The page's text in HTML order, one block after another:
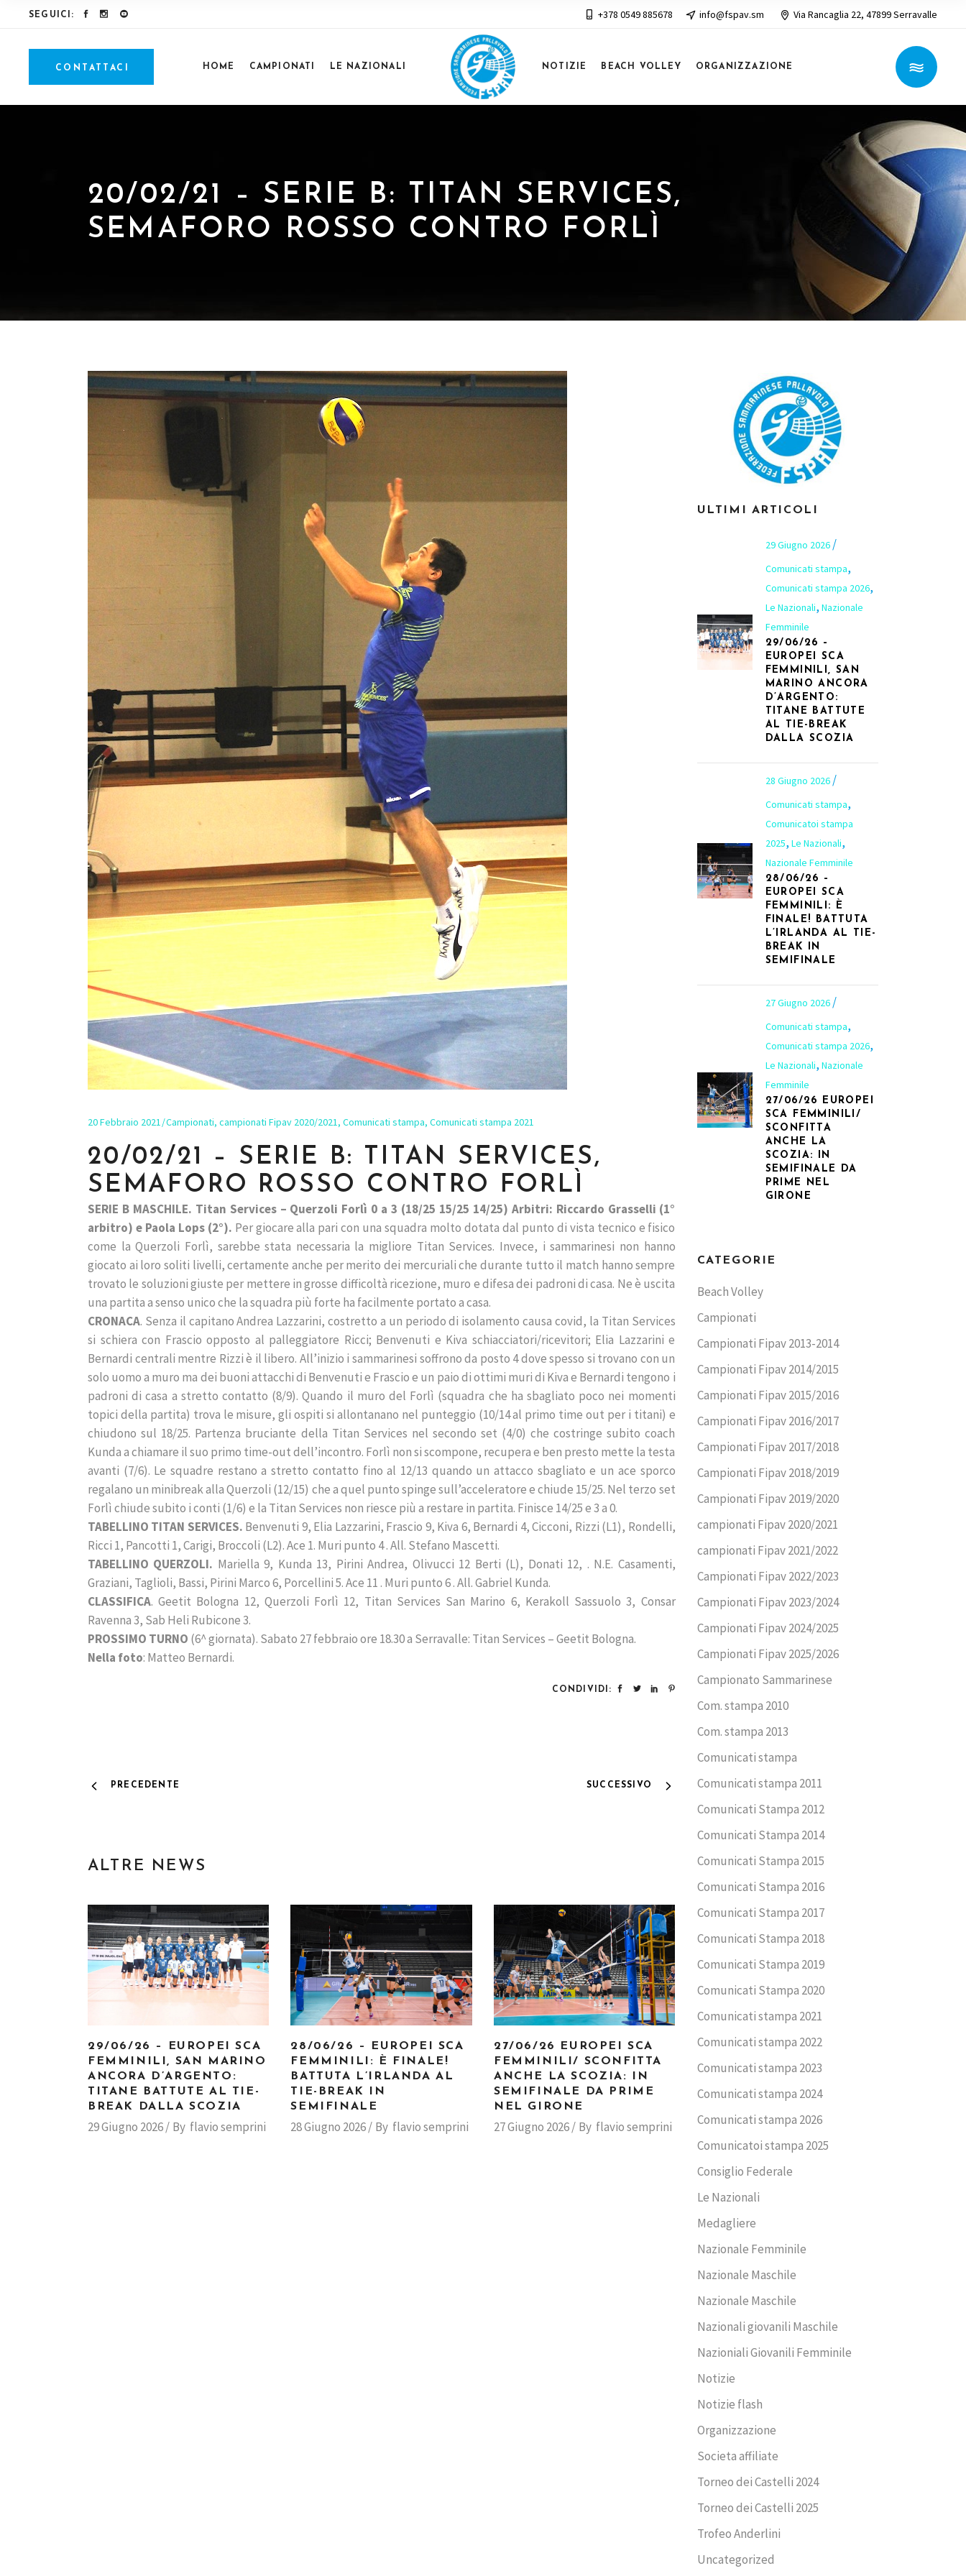
SEGUICI: +378 0549 885678 info@fspav.sm Via Rancaglia 22, 47899 Serravalle
CONTATTACI HOME CAMPIONATI LE NAZIONALI NOTIZIE BEACH VOLLEY ORGANIZZAZIONE
20/02/21 – SERIE B: TITAN SERVICES,
SEMAFORO ROSSO CONTRO FORLÌ
20 Febbraio 2021 Campionati, campionati Fipav 2020/2021, Comunicati stampa, Comunicati stampa 2021
20/02/21 – SERIE B: TITAN SERVICES,
SEMAFORO ROSSO CONTRO FORLÌ
SERIE B MASCHILE. Titan Services – Querzoli Forlì 0 a 3 (18/25 15/25 14/25) Arbitri: Riccardo Grasselli (1°
arbitro) e Paola Lops (2°). Per giocare alla pari con una squadra molto dotata dal punto di vista tecnico e fisico
come la Querzoli Forlì, sarebbe stata necessaria la migliore Titan Services. Invece, i sammarinesi non hanno
giocato ai loro soliti livelli, certamente anche per merito dei mercuriali che durante tutto il match hanno sempre
trovato le soluzioni giuste per mettere in grosse difficoltà ricezione, muro e difesa dei padroni di casa. Ne è uscita
una partita a senso unico che la squadra più forte ha facilmente portato a casa.
CRONACA. Senza il capitano Andrea Lazzarini, costretto a un periodo di isolamento causa covid, la Titan Services
si schiera con Frascio opposto al palleggiatore Ricci; Benvenuti e Kiva schiacciatori/ricevitori; Elia Lazzarini e
Bernardi centrali mentre Rizzi è il libero. All’inizio i sammarinesi soffrono da posto 4 dove spesso si trovano con un
solo uomo a muro ma dei buoni attacchi di Benvenuti e Frascio e un paio di ottimi muri di Kiva e Bernardi tengono i
padroni di casa a stretto contatto (8/9). Quando il muro del Forlì (squadra che ha sbagliato poco nei momenti
topici della partita) trova le misure, gli ospiti si allontanano nel punteggio (10/14 al primo time out per i titani) e
chiudono sul 18/25. Partenza bruciante della Titan Services nel secondo set (4/0) che costringe subito coach
Kunda a chiamare il suo primo time-out dell’incontro. Forlì non si scompone, recupera e ben presto mette la testa
avanti (7/6). Le squadre restano a stretto contatto fino al 12/13 quando un attacco sbagliato e un ace sporco
regalano un minibreak alla Querzoli (12/15) che a quel punto spinge sull’acceleratore e chiude 15/25. Nel terzo set
Forlì chiude subito i conti (1/6) e la Titan Services non riesce più a restare in partita. Finisce 14/25 e 3 a 0.
TABELLINO TITAN SERVICES. Benvenuti 9, Elia Lazzarini, Frascio 9, Kiva 6, Bernardi 4, Cicconi, Rizzi (L1), Rondelli,
Ricci 1, Pancotti 1, Carigi, Broccoli (L2). Ace 1. Muri punto 4 . All. Stefano Mascetti.
TABELLINO QUERZOLI. Mariella 9, Kunda 13, Pirini Andrea, Olivucci 12 Berti (L), Donati 12, . N.E. Casamenti,
Graziani, Taglioli, Bassi, Pirini Marco 6, Porcellini 5. Ace 11 . Muri punto 6 . All. Gabriel Kunda.
CLASSIFICA. Geetit Bologna 12, Querzoli Forlì 12, Titan Services San Marino 6, Kerakoll Sassuolo 3, Consar
Ravenna 3, Sab Heli Rubicone 3.
PROSSIMO TURNO (6^ giornata). Sabato 27 febbraio ore 18.30 a Serravalle: Titan Services – Geetit Bologna.
Nella foto: Matteo Bernardi.
CONDIVIDI:
PRECEDENTE SUCCESSIVO
ALTRE NEWS
29/06/26 – EUROPEI SCA
FEMMINILI, SAN MARINO
ANCORA D’ARGENTO:
TITANE BATTUTE AL TIE-
BREAK DALLA SCOZIA
29 Giugno 2026 By flavio semprini
28/06/26 – EUROPEI SCA
FEMMINILI: È FINALE!
BATTUTA L’IRLANDA AL
TIE-BREAK IN
SEMIFINALE
28 Giugno 2026 By flavio semprini
27/06/26 EUROPEI SCA
FEMMINILI/ SCONFITTA
ANCHE LA SCOZIA: IN
SEMIFINALE DA PRIME
NEL GIRONE
27 Giugno 2026 By flavio semprini
ULTIMI ARTICOLI
29 Giugno 2026
Comunicati stampa,
Comunicati stampa 2026,
Le Nazionali, Nazionale
Femminile
29/06/26 –
EUROPEI SCA
FEMMINILI, SAN
MARINO ANCORA
D’ARGENTO:
TITANE BATTUTE
AL TIE-BREAK
DALLA SCOZIA
28 Giugno 2026
Comunicati stampa,
Comunicatoi stampa
2025, Le Nazionali,
Nazionale Femminile
28/06/26 –
EUROPEI SCA
FEMMINILI: È
FINALE! BATTUTA
L’IRLANDA AL TIE-
BREAK IN
SEMIFINALE
27 Giugno 2026
Comunicati stampa,
Comunicati stampa 2026,
Le Nazionali, Nazionale
Femminile
27/06/26 EUROPEI
SCA FEMMINILI/
SCONFITTA
ANCHE LA
SCOZIA: IN
SEMIFINALE DA
PRIME NEL
GIRONE
CATEGORIE
Beach Volley
Campionati
Campionati Fipav 2013-2014
Campionati Fipav 2014/2015
Campionati Fipav 2015/2016
Campionati Fipav 2016/2017
Campionati Fipav 2017/2018
Campionati Fipav 2018/2019
Campionati Fipav 2019/2020
campionati Fipav 2020/2021
campionati Fipav 2021/2022
Campionati Fipav 2022/2023
Campionati Fipav 2023/2024
Campionati Fipav 2024/2025
Campionati Fipav 2025/2026
Campionato Sammarinese
Com. stampa 2010
Com. stampa 2013
Comunicati stampa
Comunicati stampa 2011
Comunicati Stampa 2012
Comunicati Stampa 2014
Comunicati Stampa 2015
Comunicati Stampa 2016
Comunicati Stampa 2017
Comunicati Stampa 2018
Comunicati Stampa 2019
Comunicati Stampa 2020
Comunicati stampa 2021
Comunicati stampa 2022
Comunicati stampa 2023
Comunicati stampa 2024
Comunicati stampa 2026
Comunicatoi stampa 2025
Consiglio Federale
Le Nazionali
Medagliere
Nazionale Femminile
Nazionale Maschile
Nazionale Maschile
Nazionali giovanili Maschile
Nazioniali Giovanili Femminile
Notizie
Notizie flash
Organizzazione
Societa affiliate
Torneo dei Castelli 2024
Torneo dei Castelli 2025
Trofeo Anderlini
Uncategorized